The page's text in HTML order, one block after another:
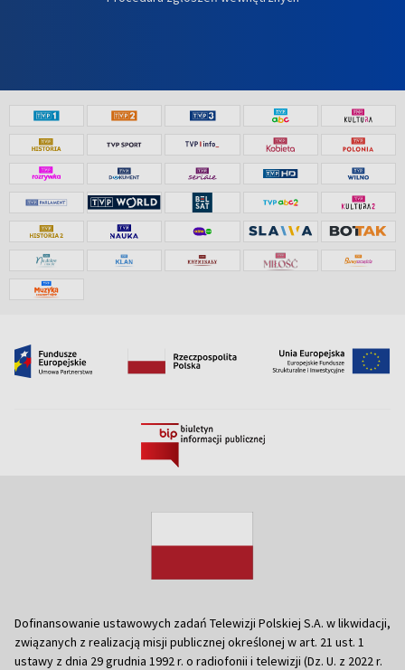
Dofinansowanie ustawowych zadań Telewizji Polskiej S.A. w likwidacji,
związanych z realizacją misji publicznej określonej w art. 21 ust. 1
ustawy z dnia 29 grudnia 1992 r. o radiofonii i telewizji (Dz. U. z 2022 r.